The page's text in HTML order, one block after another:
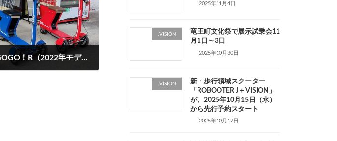
5万円以上お得 GOGO！R（2022年モデル）即納在庫あり
2025年11月4日
JVISION
竜王町文化祭で展示試乗会11
月1日～3日
2025年10月30日
JVISION
新・歩行領域スクーター
「ROBOOTER J＋VISION」
が、2025年10月15日（水）
から先行予約スタート
2025年10月17日